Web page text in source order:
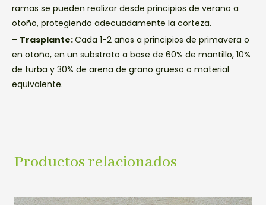
ramas se pueden realizar desde principios de verano a
otoño, protegiendo adecuadamente la corteza.
– Trasplante:Cada 1-2 años a principios de primavera o
en otoño, en un substrato a base de 60% de mantillo, 10%
de turba y 30% de arena de grano grueso o material
equivalente.
Productos relacionados